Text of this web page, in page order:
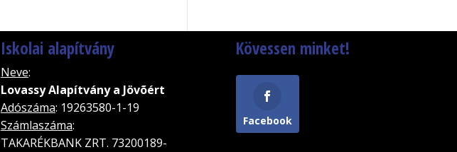
Iskolai alapítvány
Neve:
Lovassy Alapítvány a Jövõért
Adószáma: 19263580-1-19
Számlaszáma:
TAKARÉKBANK ZRT. 73200189-
Kövessen minket!
Facebook